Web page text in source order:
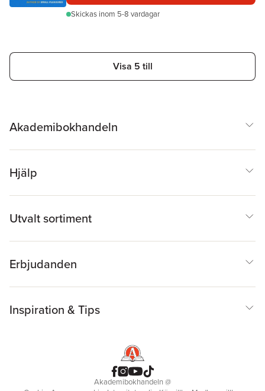
Skickas inom 5-8 vardagar
Visa 5 till
Akademibokhandeln
Hjälp
Utvalt sortiment
Erbjudanden
Inspiration & Tips
Akademibokhandeln@